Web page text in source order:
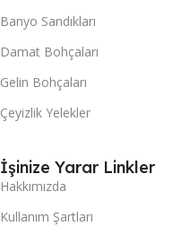
Banyo Sandıkları
Damat Bohçaları
Gelin Bohçaları
Çeyizlik Yelekler
İşinize Yarar Linkler
Hakkımızda
Kullanım Şartları